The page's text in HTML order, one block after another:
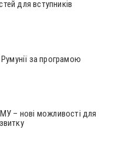
для вступників
за програмою
– нові можливості для